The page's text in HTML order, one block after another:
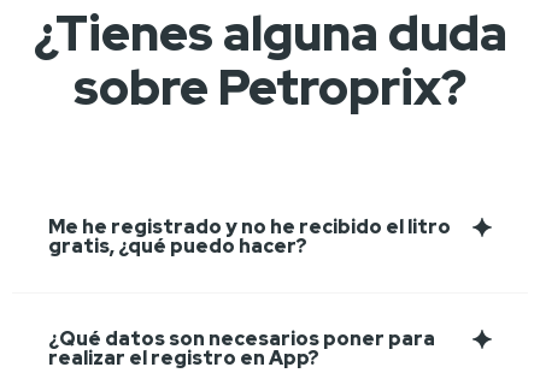
¿Tienes alguna duda
sobre Petroprix?
Me he registrado y no he recibido el litro
gratis, ¿qué puedo hacer?
¿Qué datos son necesarios poner para
realizar el registro en App?